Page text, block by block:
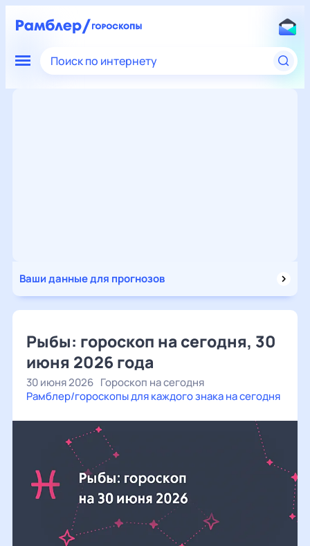
Поиск по интернету
Ваши данные для прогнозов
Рыбы: гороскоп на сегодня, 30
июня 2026 года
30 июня 2026 Гороскоп на сегодня
Рамблер/гороскопы для каждого знака на сегодня